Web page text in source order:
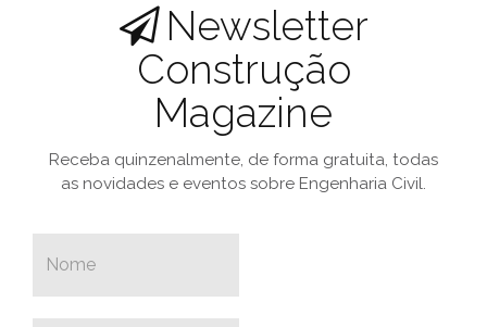
Newsletter
Construção
Magazine
Receba quinzenalmente, de forma gratuita, todas
as novidades e eventos sobre Engenharia Civil.